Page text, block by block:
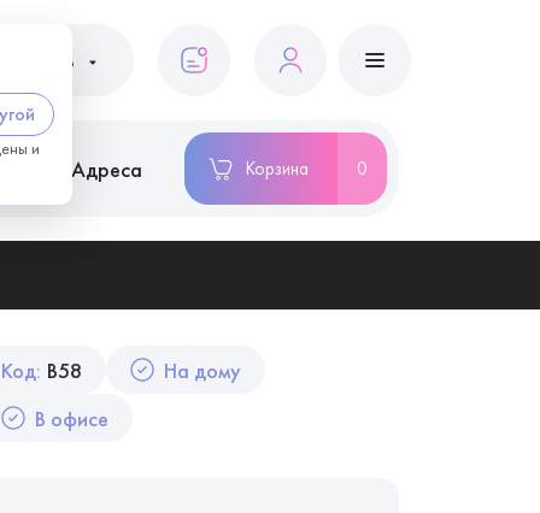
и
Адреса Корзина 0
Код: B58
На дому
В офисе